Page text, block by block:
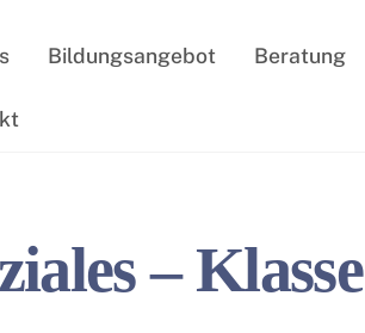
Bildungsangebot Beratung
– Klasse